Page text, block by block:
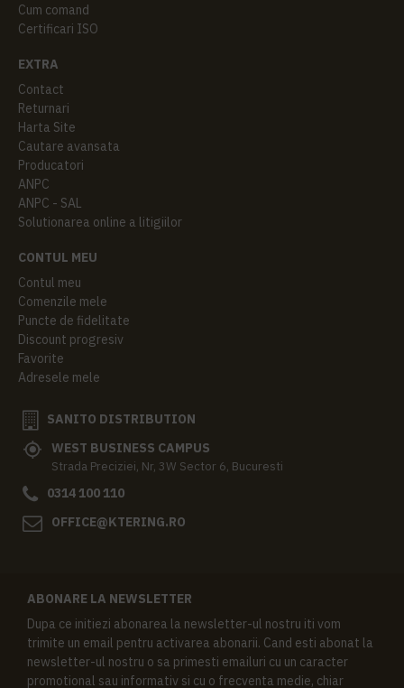
Cum comand
Certificari ISO
EXTRA
Contact
Returnari
Harta Site
Cautare avansata
Producatori
ANPC
ANPC - SAL
Solutionarea online a litigiilor
CONTUL MEU
Contul meu
Comenzile mele
Puncte de fidelitate
Discount progresiv
Favorite
Adresele mele
SANITO DISTRIBUTION
WEST BUSINESS CAMPUS
Strada Preciziei, Nr, 3W Sector 6, Bucuresti
0314 100 110
OFFICE@KTERING.RO
ABONARE LA NEWSLETTER
Dupa ce initiezi abonarea la newsletter-ul nostru iti vom
trimite un email pentru activarea abonarii. Cand esti abonat la
newsletter-ul nostru o sa primesti emailuri cu un caracter
promotional sau informativ si cu o frecventa medie, chiar